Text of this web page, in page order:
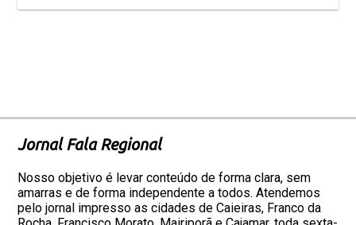
Jornal Fala Regional
Nosso objetivo é levar conteúdo de forma clara, sem
amarras e de forma independente a todos. Atendemos
pelo jornal impresso as cidades de Caieiras, Franco da